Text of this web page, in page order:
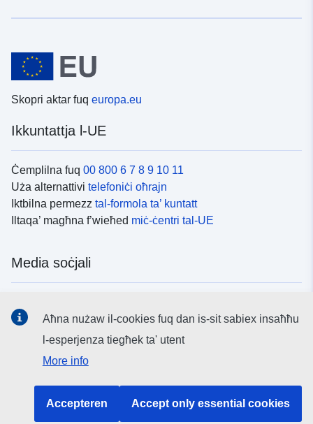
Skopri aktar fuq europa.eu
Ikkuntattja l-UE
Ċemplilna fuq 00 800 6 7 8 9 10 11
Uża alternattivi telefoniċi oħrajn
Iktbilna permezz tal-formola ta’ kuntatt
Iltaqa’ magħna f’wieħed miċ-ċentri tal-UE
Media soċjali
L-istituzzjonijiet u l-korpi tal-UE
Aħna nużaw il-cookies fuq dan is-sit sabiex insaħħu
l-esperjenza tiegħek ta' utent
More info
Accepteren Accept only essential cookies